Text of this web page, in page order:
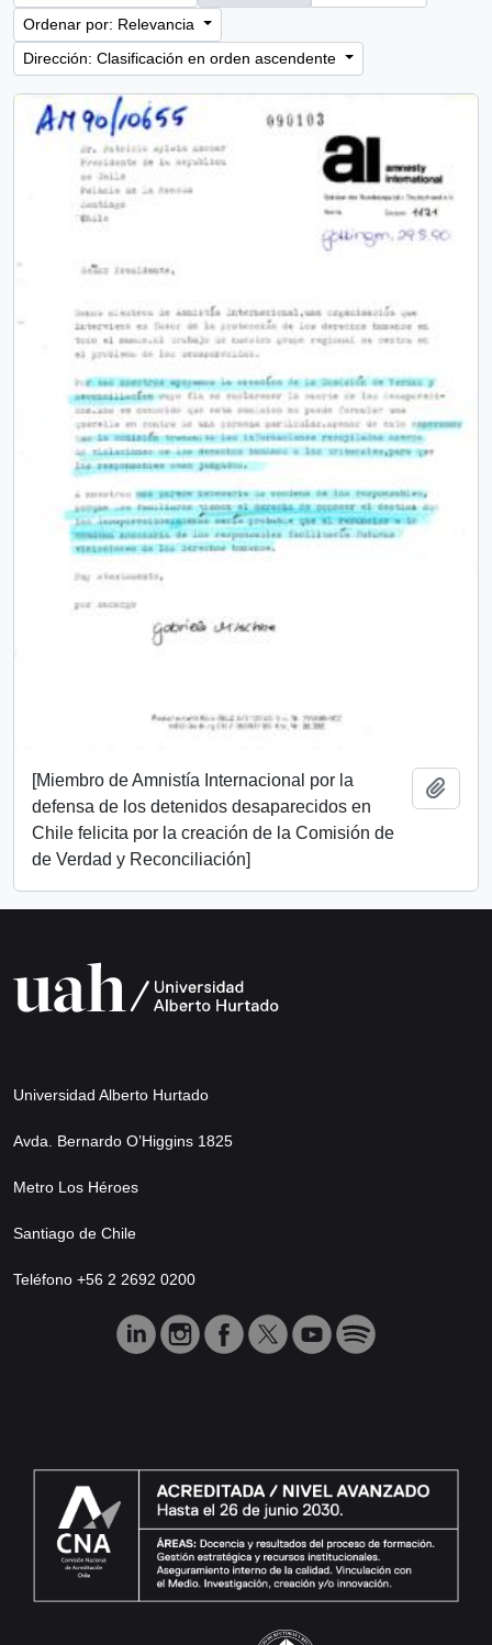
Ordenar por: Relevancia
Dirección: Clasificación en orden ascendente
[Miembro de Amnistía Internacional por la
defensa de los detenidos desaparecidos en
Chile felicita por la creación de la Comisión de
de Verdad y Reconciliación]
Universidad Alberto Hurtado
Avda. Bernardo O’Higgins 1825
Metro Los Héroes
Santiago de Chile
Teléfono +56 2 2692 0200